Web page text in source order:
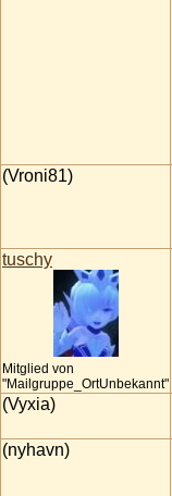
(Vroni81)
tuschy
Mitglied von
"Mailgruppe_OrtUnbekannt"
(Vyxia)
(nyhavn)